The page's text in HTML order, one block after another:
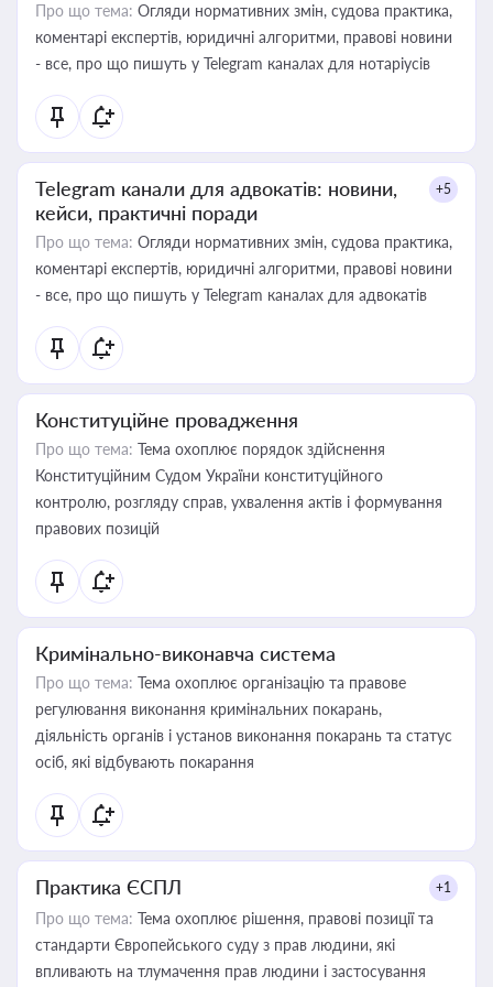
Про що тема: Огляди нормативних змін, судова практика,
коментарі експертів, юридичні алгоритми, правові новини
- все, про що пишуть у Telegram каналах для нотаріусів
Telegram канали для адвокатів: новини,
кейси, практичні поради
+5
Про що тема: Огляди нормативних змін, судова практика,
коментарі експертів, юридичні алгоритми, правові новини
- все, про що пишуть у Telegram каналах для адвокатів
Конституційне провадження
Про що тема: Тема охоплює порядок здійснення
Конституційним Судом України конституційного
контролю, розгляду справ, ухвалення актів і формування
правових позицій
Кримінально-виконавча система
Про що тема: Тема охоплює організацію та правове
регулювання виконання кримінальних покарань,
діяльність органів і установ виконання покарань та статус
осіб, які відбувають покарання
Практика ЄСПЛ +1
Про що тема: Тема охоплює рішення, правові позиції та
стандарти Європейського суду з прав людини, які
впливають на тлумачення прав людини і застосування